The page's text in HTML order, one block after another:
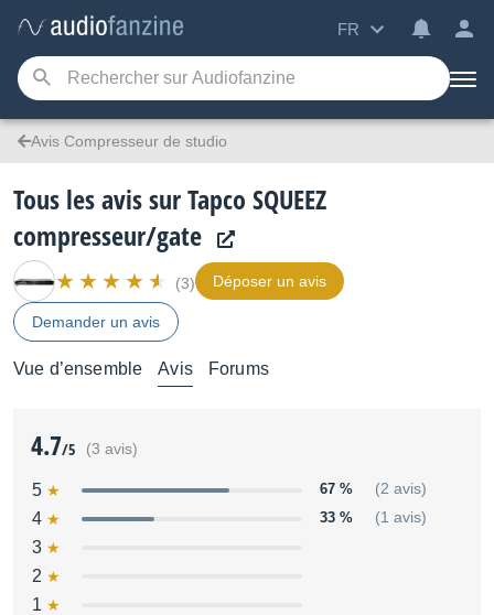
FR
Avis Compresseur de studio
Tous les avis sur Tapco SQUEEZ
compresseur/gate
(3) Déposer un avis
Demander un avis
Vue d’ensemble Avis Forums
4.7/5 (3 avis)
5 67 % (2 avis)
4 33 % (1 avis)
3
2
1